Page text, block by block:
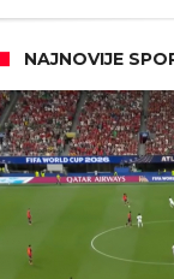
NAJNOVIJE